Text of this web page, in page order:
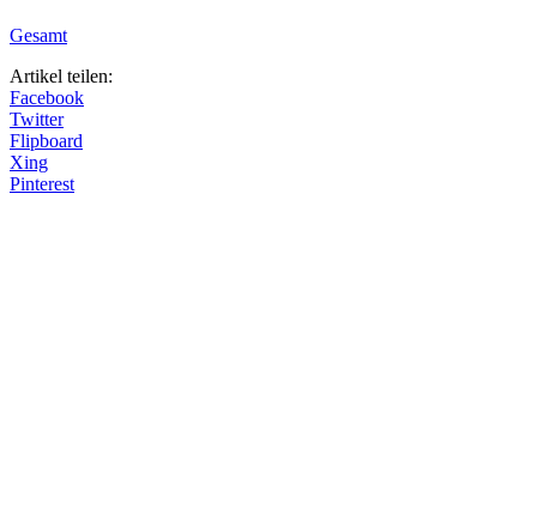
Gesamt
Artikel teilen:
Facebook
Twitter
Flipboard
Xing
Pinterest